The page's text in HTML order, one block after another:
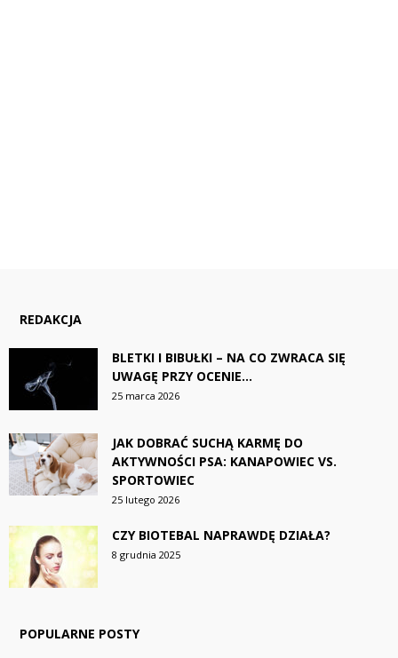
REDAKCJA
BLETKI I BIBUŁKI – NA CO ZWRACA SIĘ
UWAGĘ PRZY OCENIE...
25 marca 2026
JAK DOBRAĆ SUCHĄ KARMĘ DO
AKTYWNOŚCI PSA: KANAPOWIEC VS.
SPORTOWIEC
25 lutego 2026
CZY BIOTEBAL NAPRAWDĘ DZIAŁA?
8 grudnia 2025
POPULARNE POSTY